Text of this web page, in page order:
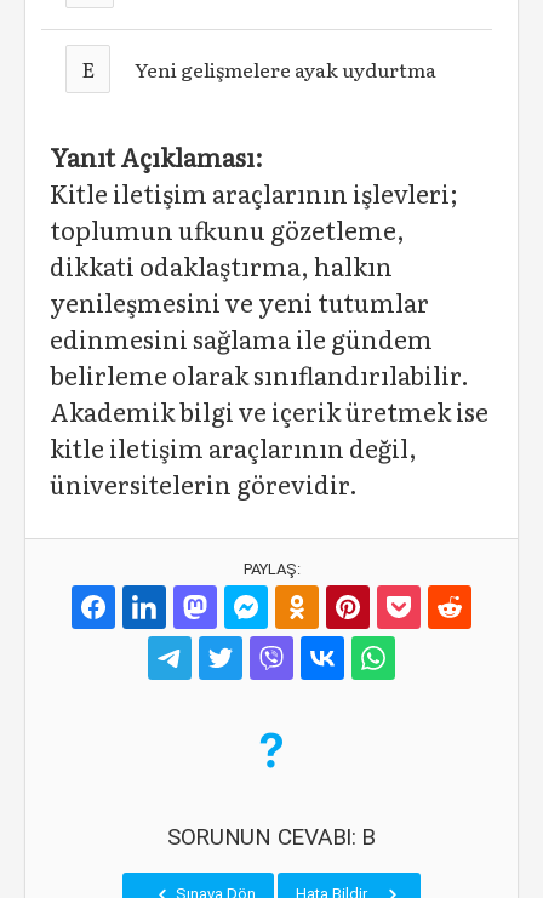
E Yeni gelişmelere ayak uydurtma
Yanıt Açıklaması:
Kitle iletişim araçlarının işlevleri;
toplumun ufkunu gözetleme,
dikkati odaklaştırma, halkın
yenileşmesini ve yeni tutumlar
edinmesini sağlama ile gündem
belirleme olarak sınıflandırılabilir.
Akademik bilgi ve içerik üretmek ise
kitle iletişim araçlarının değil,
üniversitelerin görevidir.
PAYLAŞ:
SORUNUN CEVABI: B
Sınava Dön Hata Bildir